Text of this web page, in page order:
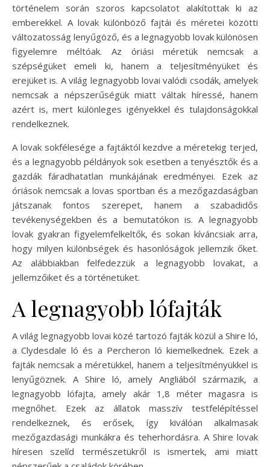
történelem során szoros kapcsolatot alakítottak ki az
emberekkel. A lovak különböző fajtái és méretei közötti
változatosság lenyűgöző, és a legnagyobb lovak különösen
figyelemre méltóak. Az óriási méretük nemcsak a
szépségüket emeli ki, hanem a teljesítményüket és
erejüket is. A világ legnagyobb lovai valódi csodák, amelyek
nemcsak a népszerűségük miatt váltak híressé, hanem
azért is, mert különleges igényekkel és tulajdonságokkal
rendelkeznek.
A lovak sokfélesége a fajtáktól kezdve a méretekig terjed,
és a legnagyobb példányok sok esetben a tenyésztők és a
gazdák fáradhatatlan munkájának eredményei. Ezek az
óriások nemcsak a lovas sportban és a mezőgazdaságban
játszanak fontos szerepet, hanem a szabadidős
tevékenységekben és a bemutatókon is. A legnagyobb
lovak gyakran figyelemfelkeltők, és sokan kíváncsiak arra,
hogy milyen különbségek és hasonlóságok jellemzik őket.
Az alábbiakban felfedezzük a legnagyobb lovakat, a
jellemzőiket és a történetüket.
A legnagyobb lófajták
A világ legnagyobb lovai közé tartozó fajták közül a Shire ló,
a Clydesdale ló és a Percheron ló kiemelkednek. Ezek a
fajták nemcsak a méretükkel, hanem a teljesítményükkel is
lenyűgöznek. A Shire ló, amely Angliából származik, a
legnagyobb lófajta, amely akár 1,8 méter magasra is
megnőhet. Ezek az állatok masszív testfelépítéssel
rendelkeznek, és erősek, így kiválóan alkalmasak
mezőgazdasági munkákra és teherhordásra. A Shire lovak
híresen szelíd természetükről is ismertek, ami miatt